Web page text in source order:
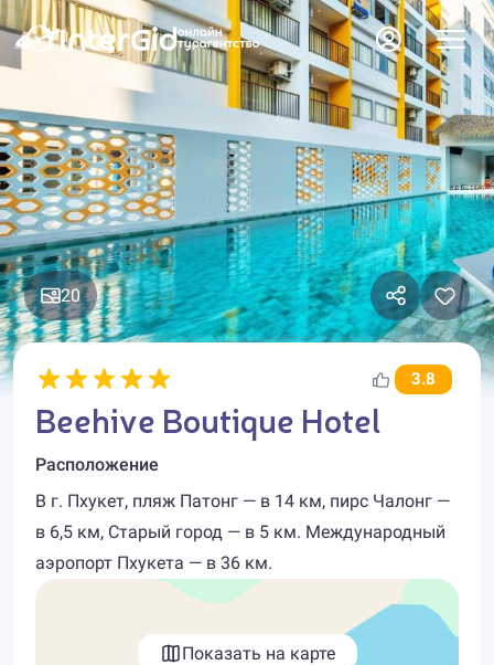
20
3.8
Beehive Boutique Hotel
Расположение
В г. Пхукет, пляж Патонг — в 14 км, пирс Чалонг —
в 6,5 км, Старый город — в 5 км. Международный
аэропорт Пхукета — в 36 км.
Показать на карте